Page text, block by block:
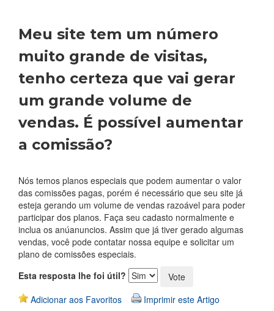
Meu site tem um número
muito grande de visitas,
tenho certeza que vai gerar
um grande volume de
vendas. É possível aumentar
a comissão?
Nós temos planos especiais que podem aumentar o valor
das comissões pagas, porém é necessário que seu site já
esteja gerando um volume de vendas razoável para poder
participar dos planos. Faça seu cadasto normalmente e
inclua os anúanuncios. Assim que já tiver gerado algumas
vendas, você pode contatar nossa equipe e solicitar um
plano de comissões especiais.
Esta resposta lhe foi útil?
Adicionar aos Favoritos
Imprimir este Artigo